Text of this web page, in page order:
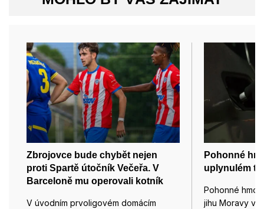
Zbrojovce bude chybět nejen
proti Spartě útočník Večeřa. V
Barceloně mu operovali kotník
V úvodním prvoligovém domácím
Pohonné
uplynulém
Pohonné
jihu Moravy